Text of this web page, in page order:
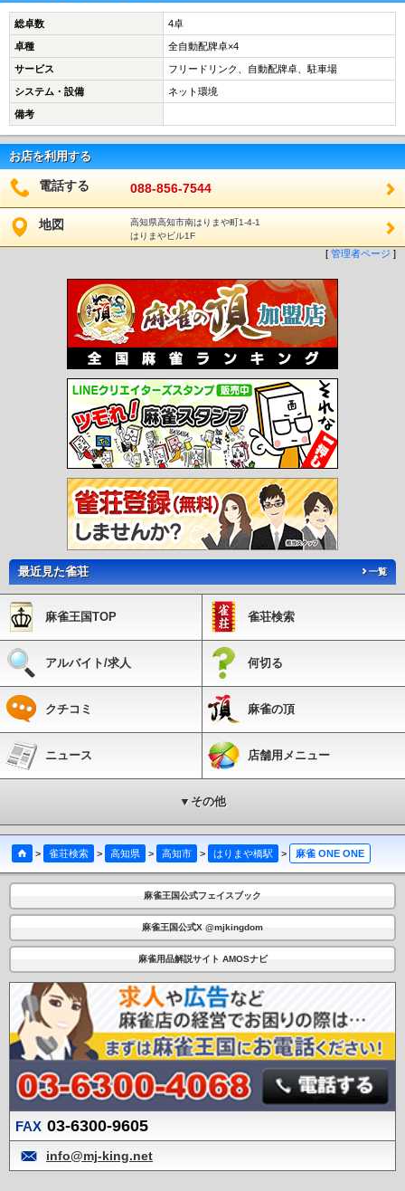
総卓数 4卓
卓種 全自動配牌卓×4
サービス フリードリンク、自動配牌卓、駐車場
システム・設備 ネット環境
備考
お店を利用する
電話する 088-856-7544
地図
高知県高知市南はりまや町1‐4‐1
はりまやビル1F
[ 管理者ページ ]
最近見た雀荘 一覧
麻雀王国TOP 雀荘検索
アルバイト/求人 何切る
クチコミ 麻雀の頂
ニュース 店舗用メニュー
▼その他
> 雀荘検索 > 高知県 > 高知市 > はりまや橋駅 > 麻雀 ONE ONE
麻雀王国公式フェイスブック
麻雀王国公式X @mjkingdom
麻雀用品解説サイト AMOSナビ
FAX 03-6300-9605
info@mj-king.net